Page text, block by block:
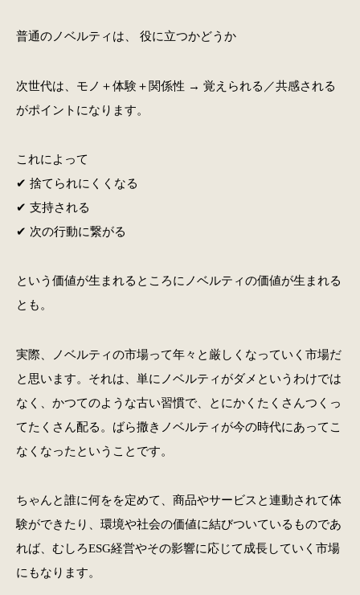
普通のノベルティは、 役に立つかどうか
次世代は、モノ＋体験＋関係性 → 覚えられる／共感される
がポイントになります。
これによって
✔ 捨てられにくくなる
✔ 支持される
✔ 次の行動に繋がる
という価値が生まれるところにノベルティの価値が生まれる
とも。
実際、ノベルティの市場って年々と厳しくなっていく市場だ
と思います。それは、単にノベルティがダメというわけでは
なく、かつてのような古い習慣で、とにかくたくさんつくっ
てたくさん配る。ばら撒きノベルティが今の時代にあってこ
なくなったということです。
ちゃんと誰に何をを定めて、商品やサービスと連動されて体
験ができたり、環境や社会の価値に結びついているものであ
れば、むしろESG経営やその影響に応じて成長していく市場
にもなります。